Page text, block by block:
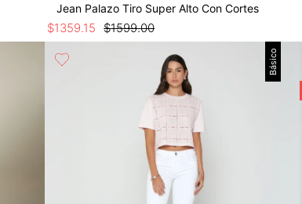
Jean Palazo Tiro Super Alto Con Cortes
$1599.00
$1359.15
Básico